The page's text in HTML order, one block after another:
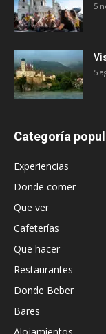
5
5
Categoría
Experiencias
Donde comer
Que ver
Cafeterías
Que hacer
Restaurantes
Donde Beber
Bares